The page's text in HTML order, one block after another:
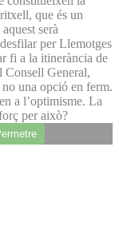
que és un
serà
per Llemotges
fi a la itinerància de
Consell General,
no una opció en ferm.
a l’optimisme. La
per això?